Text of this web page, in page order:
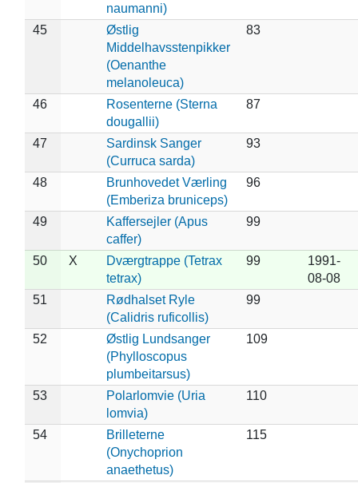
naumanni)
45
Østlig
Middelhavsstenpikker
(Oenanthe
melanoleuca)
83
46
Rosenterne (Sterna
dougallii)
87
47
Sardinsk Sanger
(Curruca sarda)
93
48
Brunhovedet Værling
(Emberiza bruniceps)
96
49
Kaffersejler (Apus
caffer)
99
50 X
Dværgtrappe (Tetrax
tetrax)
99
1991-
08-08
51
Rødhalset Ryle
(Calidris ruficollis)
99
52
Østlig Lundsanger
(Phylloscopus
plumbeitarsus)
109
53
Polarlomvie (Uria
lomvia)
110
54
Brilleterne
(Onychoprion
anaethetus)
115